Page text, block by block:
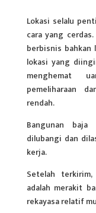
Lokasi selalu
cara yang
berbisnis bahkan
lokasi yang
menghemat
pemeliharaan
rendah.
Bangunan
dilubangi dan
kerja.
Setelah
adalah merakit
rekayasa relatif